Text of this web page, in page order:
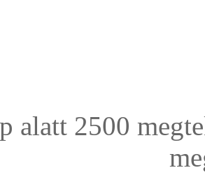
alatt 2500